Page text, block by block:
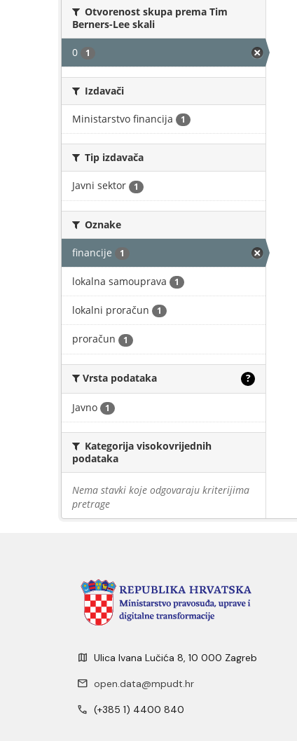
Otvorenost skupa prema Tim
Berners-Lee skali
0 1
Izdavači
Ministarstvo financija 1
Tip izdavača
Javni sektor 1
Oznake
financije 1
lokalna samouprava 1
lokalni proračun 1
proračun 1
Vrsta podataka ?
Javno 1
Kategorija visokovrijednih
podataka
Nema stavki koje odgovaraju kriterijima
pretrage